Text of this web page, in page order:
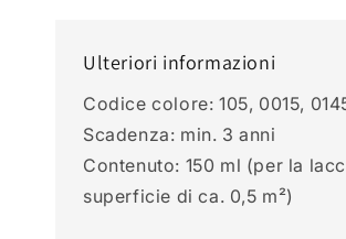
Ulteriori informazioni
Codice colore: 105, 0015,
Scadenza: min. 3 anni
Contenuto: 150 ml (per la
superficie di ca. 0,5 m²)